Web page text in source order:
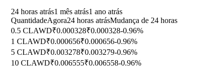
24 horas atrás1 mês atrás1 ano atrás
QuantidadeAgora24 horas atrásMudança de 24 horas
0.5 CLAWD₹0.000328₹0.000328-0.96%
1 CLAWD₹0.000656₹0.000656-0.96%
5 CLAWD₹0.003278₹0.003279-0.96%
10 CLAWD₹0.006555₹0.006558-0.96%